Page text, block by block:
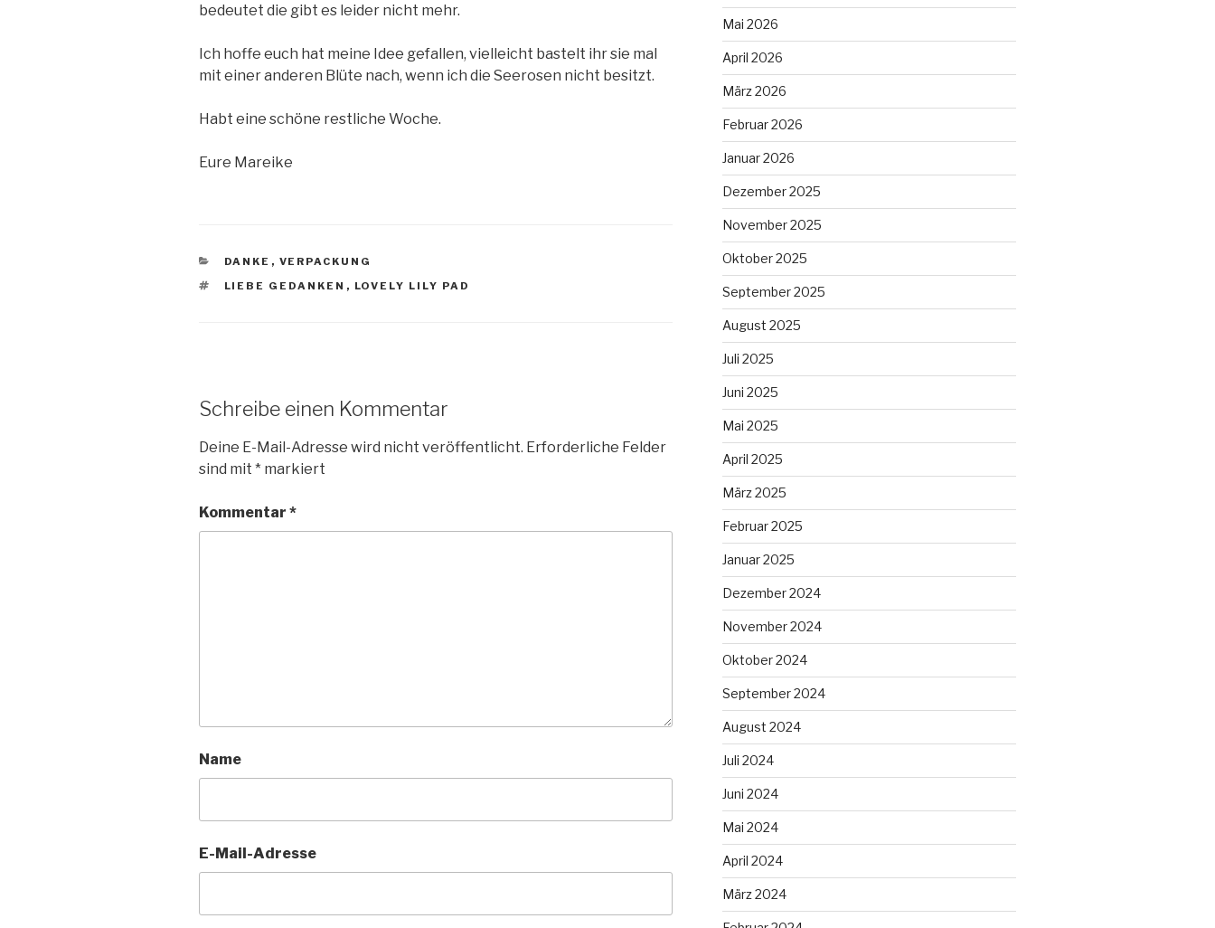
bedeutet die gibt es leider nicht mehr.
Ich hoffe euch hat meine Idee gefallen, vielleicht bastelt ihr sie mal
mit einer anderen Blüte nach, wenn ich die Seerosen nicht besitzt.
Habt eine schöne restliche Woche.
Eure Mareike
KATEGORIEN
DANKE , VERPACKUNG
SCHLAGWÖRTER
LIEBE GEDANKEN , LOVELY LILY PAD
Schreibe einen Kommentar
Deine E-Mail-Adresse wird nicht veröffentlicht. Erforderliche Felder
sind mit * markiert
Kommentar *
Name
E-Mail-Adresse
Mai 2026
April 2026
März 2026
Februar 2026
Januar 2026
Dezember 2025
November 2025
Oktober 2025
September 2025
August 2025
Juli 2025
Juni 2025
Mai 2025
April 2025
März 2025
Februar 2025
Januar 2025
Dezember 2024
November 2024
Oktober 2024
September 2024
August 2024
Juli 2024
Juni 2024
Mai 2024
April 2024
März 2024